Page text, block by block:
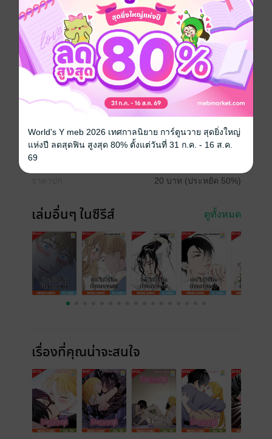
การ์ตูนญี่ปุ่น หนังสือแปล ตลก โรแมนติก
โรมานซ์
ซีรีส์
พ่อบ้านตัวร้ายกับยัยคุณหนูจอมยุ่ง –เวอร์ชั่นสี อ่านบนลง
ล่าง-
วันที่วางขาย 02 ธันวาคม 2565
ความยาว
20 บาท (ประหยัด 50%)
เล่มอื่นๆ ในซีรีส์ ดูทั้งหมด
เรื่องที่คุณน่าจะสนใจ
World's Y meb 2026 เทศกาลนิยาย การ์ตูนวาย สุดยิ่งใหญ่
แห่งปี ลดสุดฟิน สูงสุด 80% ตั้งแต่วันที่ 31 ก.ค. - 16 ส.ค.
69